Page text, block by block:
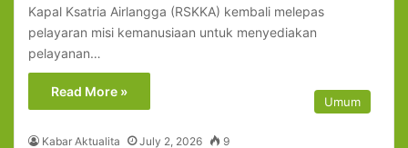
Kapal Ksatria Airlangga (RSKKA) kembali melepas
pelayaran misi kemanusiaan untuk menyediakan
pelayanan…
Read More »
Umum
Kabar Aktualita July 2, 2026 9